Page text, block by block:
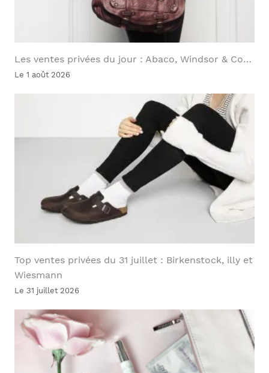
Les ventes privées du jour : Abaco, Windsor & Co…
Le 1 août 2026
Top ventes privées du 31 juillet : Birkenstock, illy et
Wiesmann
Le 31 juillet 2026